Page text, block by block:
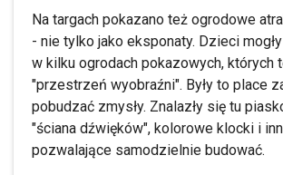
Na targach pokazano też ogrodowe
- nie tylko jako eksponaty. Dzieci
w kilku ogrodach pokazowych, których
"przestrzeń wyobraźni". Były to place
pobudzać zmysły. Znalazły się tu
"ściana dźwięków", kolorowe klocki i
pozwalające samodzielnie budować.